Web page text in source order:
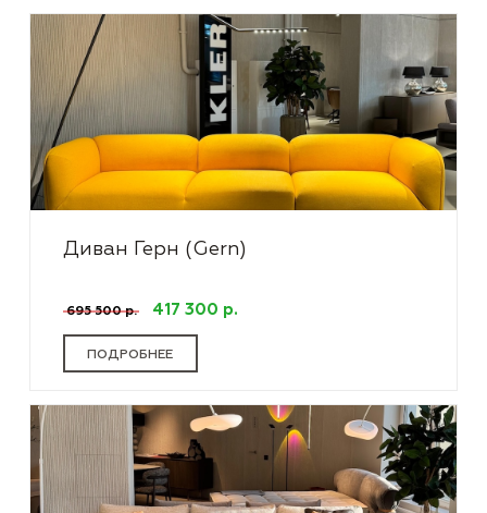
Диван Герн (Gern)
695 500 р. 417 300 р.
ПОДРОБНЕЕ